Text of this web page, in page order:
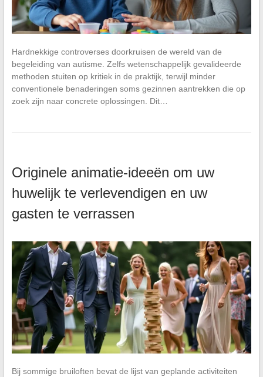
Hardnekkige controverses doorkruisen de wereld van de
begeleiding van autisme. Zelfs wetenschappelijk gevalideerde
methoden stuiten op kritiek in de praktijk, terwijl minder
conventionele benaderingen soms gezinnen aantrekken die op
zoek zijn naar concrete oplossingen. Dit…
Originele animatie-ideeën om uw
huwelijk te verlevendigen en uw
gasten te verrassen
Bij sommige bruiloften bevat de lijst van geplande activiteiten